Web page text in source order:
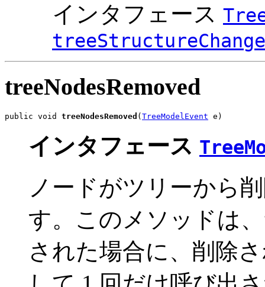
インタフェース
treeNodesRemoved
public void treeNodesRemoved ( TreeModelEvent e)
インタフェース
ノードがツリーから
す。このメソッドは
された場合に、削除